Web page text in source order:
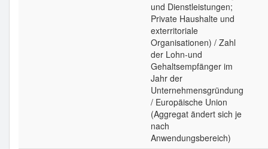
und Dienstleistungen;
Private Haushalte und
exterritoriale
Organisationen) / Zahl
der Lohn-und
Gehaltsempfänger im
Jahr der
Unternehmensgründung
/ Europäische Union
(Aggregat ändert sich je
nach
Anwendungsbereich)